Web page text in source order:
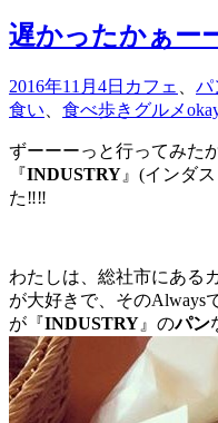
遅かったかぁー
2016年11月4日 カフェ パ
食い
食べ歩きグルメ
ずーーーっと行ってみた
『INDUSTRY 』(インダ
た‼︎‼︎
わたしは、総社市にある
が大好きで、そのAlways
が『INDUSTRY 』のパン